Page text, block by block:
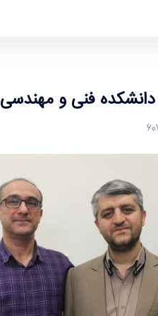
دانشکده فنی و مهندسی